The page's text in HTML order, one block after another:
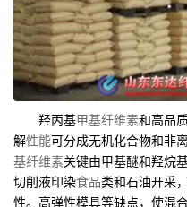
羟丙基甲基纤维素和高品
解性能可分成无机化合物和非
基纤维素关键由甲基醚和羟烷
切削液印染食品类和石油开采
性。高弹性模具等缺点，使混